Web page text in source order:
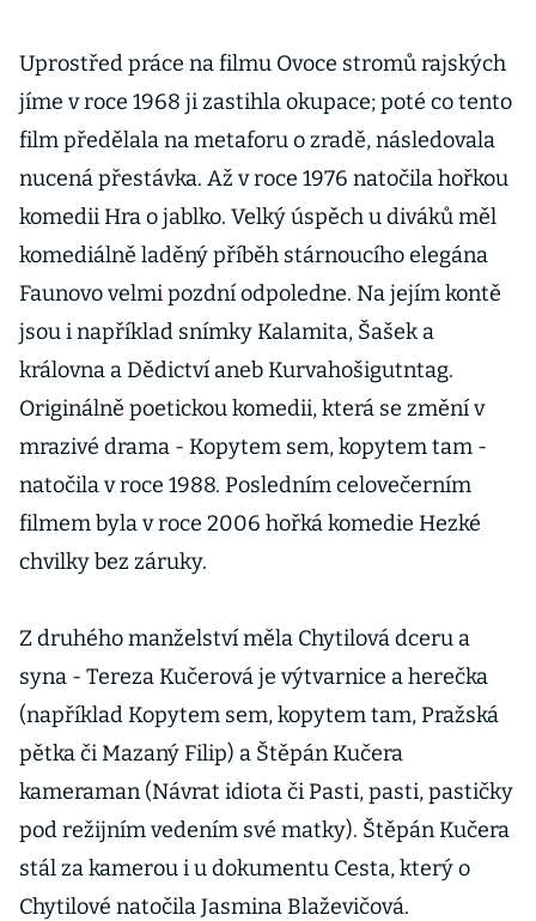
Uprostřed práce na filmu Ovoce stromů rajských
jíme v roce 1968 ji zastihla okupace; poté co tento
film předělala na metaforu o zradě, následovala
nucená přestávka. Až v roce 1976 natočila hořkou
komedii Hra o jablko. Velký úspěch u diváků měl
komediálně laděný příběh stárnoucího elegána
Faunovo velmi pozdní odpoledne. Na jejím kontě
jsou i například snímky Kalamita, Šašek a
královna a Dědictví aneb Kurvahošigutntag.
Originálně poetickou komedii, která se změní v
mrazivé drama - Kopytem sem, kopytem tam -
natočila v roce 1988. Posledním celovečerním
filmem byla v roce 2006 hořká komedie Hezké
chvilky bez záruky.
Z druhého manželství měla Chytilová dceru a
syna - Tereza Kučerová je výtvarnice a herečka
(například Kopytem sem, kopytem tam, Pražská
pětka či Mazaný Filip) a Štěpán Kučera
kameraman (Návrat idiota či Pasti, pasti, pastičky
pod režijním vedením své matky). Štěpán Kučera
stál za kamerou i u dokumentu Cesta, který o
Chytilové natočila Jasmina Blaževičová.